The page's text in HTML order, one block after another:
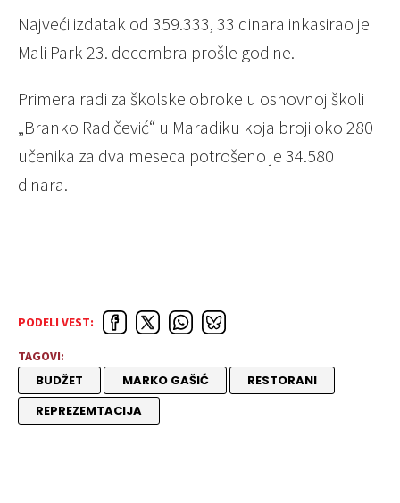
Najveći izdatak od 359.333, 33 dinara inkasirao je
Mali Park 23. decembra prošle godine.
Primera radi za školske obroke u osnovnoj školi
„Branko Radičević“ u Maradiku koja broji oko 280
učenika za dva meseca potrošeno je 34.580
dinara.
PODELI VEST:
TAGOVI:
BUDŽET MARKO GAŠIĆ
RESTORANI
REPREZEMTACIJA